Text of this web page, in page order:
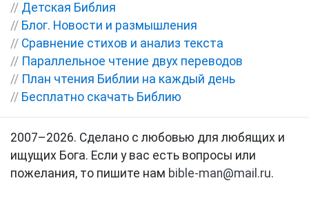
// Детская Библия
// Блог. Новости и размышления
// Сравнение стихов и анализ текста
// Параллельное чтение двух переводов
// План чтения Библии на каждый день
// Бесплатно скачать Библию
2007–2026. Сделано с любовью для любящих и
ищущих Бога. Если у вас есть вопросы или
пожелания, то пишите нам bible-man@mail.ru.